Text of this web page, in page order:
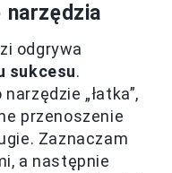
odgrywa
sukcesu.
„łatka”,
przenoszenie
Zaznaczam
a następnie